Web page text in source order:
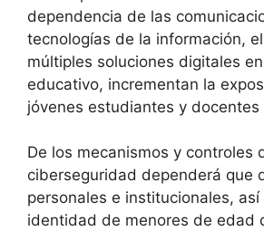
dependencia de las
tecnologías de la información,
múltiples soluciones digitales
educativo, incrementan la
jóvenes estudiantes y docentes
De los mecanismos y controles
ciberseguridad dependerá que
personales e institucionales, así
identidad de menores de edad